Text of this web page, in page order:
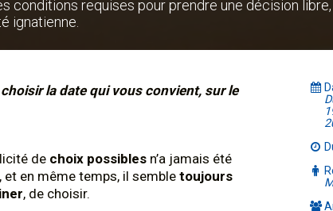
conditions requises pour prendre une décision
ignatienne.
la date qui vous convient, sur le
de choix possibles n’a jamais été
et en même temps, il sembletoujours
, de choisir.